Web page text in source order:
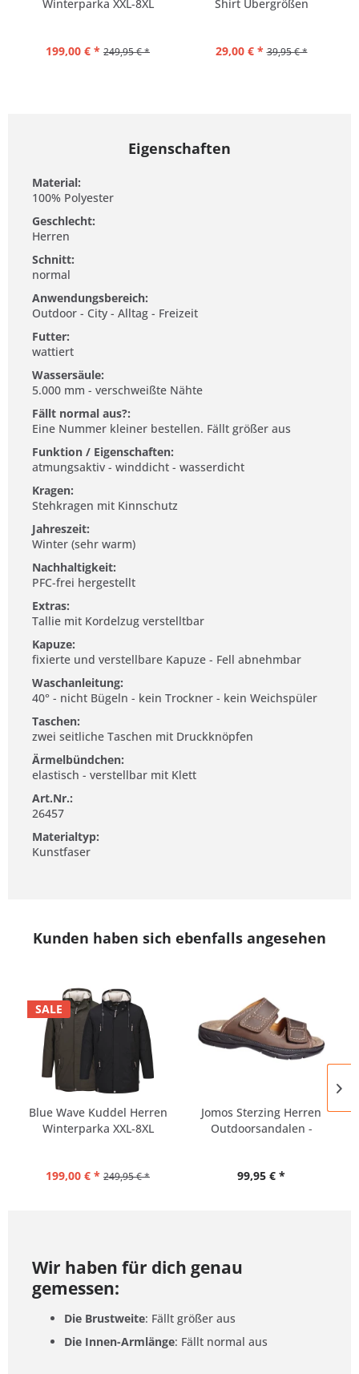
Winterparka XXL-8XL
199,00 € * 249,95 € *
Shirt Übergrößen
29,00 € * 39,95 € *
Eigenschaften
Material:
100% Polyester
Geschlecht:
Herren
Schnitt:
normal
Anwendungsbereich:
Outdoor - City - Alltag - Freizeit
Futter:
wattiert
Wassersäule:
5.000 mm - verschweißte Nähte
Fällt normal aus?:
Eine Nummer kleiner bestellen. Fällt größer aus
Funktion / Eigenschaften:
atmungsaktiv - winddicht - wasserdicht
Kragen:
Stehkragen mit Kinnschutz
Jahreszeit:
Winter (sehr warm)
Nachhaltigkeit:
PFC-frei hergestellt
Extras:
Tallie mit Kordelzug verstelltbar
Kapuze:
fixierte und verstellbare Kapuze - Fell abnehmbar
Waschanleitung:
40° - nicht Bügeln - kein Trockner - kein Weichspüler
Taschen:
zwei seitliche Taschen mit Druckknöpfen
Ärmelbündchen:
elastisch - verstellbar mit Klett
Art.Nr.:
26457
Materialtyp:
Kunstfaser
Kunden haben sich ebenfalls angesehen
SALE
Blue Wave Kuddel Herren
Winterparka XXL-8XL
199,00 € * 249,95 € *
Jomos Sterzing Herren
Outdoorsandalen -
99,95 € *
Wir haben für dich genau
gemessen:
Die Brustweite: Fällt größer aus
Die Innen-Armlänge: Fällt normal aus